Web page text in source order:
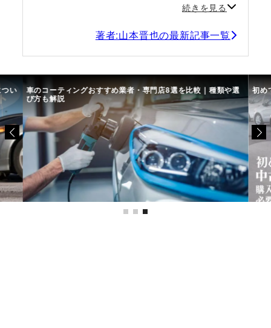
続きを見る
著者:山本晋也の最新記事一覧
い 車のコーティングおすすめ業者・専門店8選を比較｜種類や選
び方も解説
初め